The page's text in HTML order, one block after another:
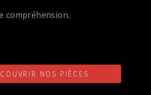
compréhension.
NOS PIÈCES